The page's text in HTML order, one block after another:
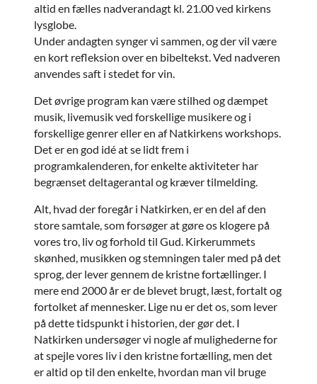
altid en fælles nadverandagt kl. 21.00 ved kirkens
lysglobe.
Under andagten synger vi sammen, og der vil være
en kort refleksion over en bibeltekst. Ved nadveren
anvendes saft i stedet for vin.
Det øvrige program kan være stilhed og dæmpet
musik, livemusik ved forskellige musikere og i
forskellige genrer eller en af Natkirkens workshops.
Det er en god idé at se lidt frem i
programkalenderen, for enkelte aktiviteter har
begrænset deltagerantal og kræver tilmelding.
Alt, hvad der foregår i Natkirken, er en del af den
store samtale, som forsøger at gøre os klogere på
vores tro, liv og forhold til Gud. Kirkerummets
skønhed, musikken og stemningen taler med på det
sprog, der lever gennem de kristne fortællinger. I
mere end 2000 år er de blevet brugt, læst, fortalt og
fortolket af mennesker. Lige nu er det os, som lever
på dette tidspunkt i historien, der gør det. I
Natkirken undersøger vi nogle af mulighederne for
at spejle vores liv i den kristne fortælling, men det
er altid op til den enkelte, hvordan man vil bruge